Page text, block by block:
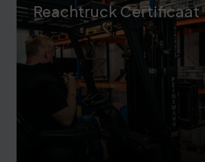
Reachtruck Certificaat